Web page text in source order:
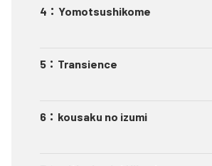
4 ： Yomotsushikome
5 ： Transience
6 ： kousaku no izumi